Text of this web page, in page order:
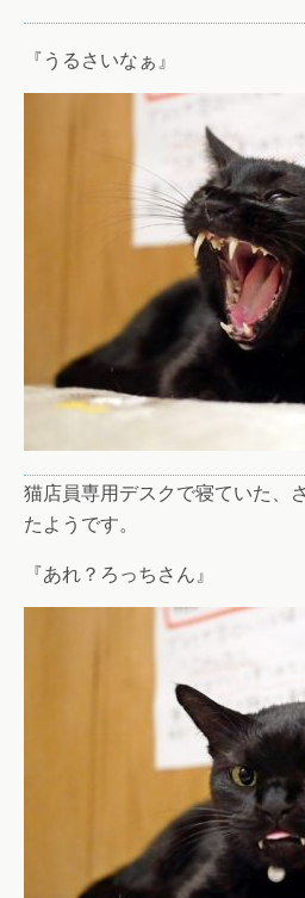
『うるさいなぁ』
猫店員専用デスクで寝ていた、
たようです。
『あれ？ろっちさん』